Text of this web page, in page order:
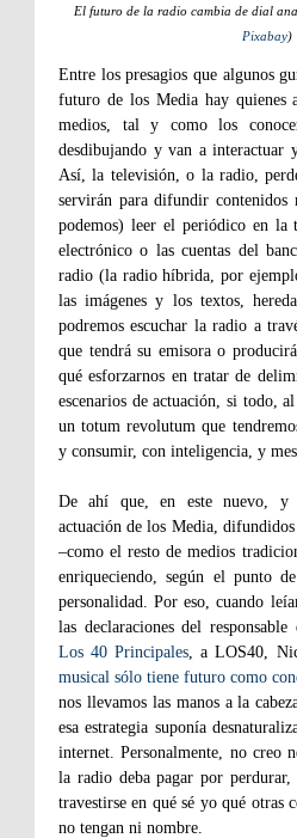
El futuro de la radio cambia de dial
Pixabay)
Entre los presagios que algunos
futuro de los Media hay quienes
medios, tal y como los
desdibujando y van a interactuar
Así, la televisión, o la radio,
servirán para difundir contenidos
podemos) leer el periódico en
electrónico o las cuentas del
radio (la radio híbrida, por
las imágenes y los textos,
podremos escuchar la radio a
que tendrá su emisora o
qué esforzarnos en tratar de
escenarios de actuación, si todo,
un totum revolutum que
y consumir, con inteligencia, y
De ahí que, en este nuevo, y
actuación de los Media,
–como el resto de medios
enriqueciendo, según el punto
personalidad. Por eso, cuando
las declaraciones del
Los 40 Principales , a LOS40,
musical sólo tiene futuro como
nos llevamos las manos a la
esa estrategia suponía
internet. Personalmente, no creo
la radio deba pagar por perdurar,
travestirse en qué sé yo qué otras
no tengan ni nombre.